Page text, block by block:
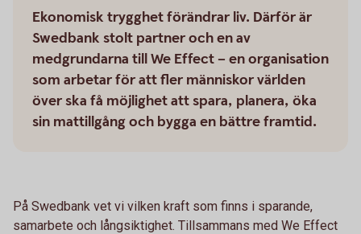
Ekonomisk trygghet förändrar liv. Därför är
Swedbank stolt partner och en av
medgrundarna till We Effect – en organisation
som arbetar för att fler människor världen
över ska få möjlighet att spara, planera, öka
sin mattillgång och bygga en bättre framtid.
På Swedbank vet vi vilken kraft som finns i sparande,
samarbete och långsiktighet. Tillsammans med We Effect